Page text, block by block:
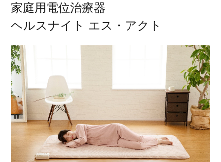
家庭用電位治療器
ヘルスナイト エス・アクト